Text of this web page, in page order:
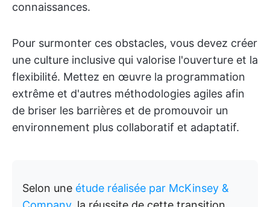
connaissances.
Pour surmonter ces obstacles, vous devez créer
une culture inclusive qui valorise l'ouverture et la
flexibilité. Mettez en œuvre la programmation
extrême et d'autres méthodologies agiles afin
de briser les barrières et de promouvoir un
environnement plus collaboratif et adaptatif.
Selon une étude réalisée par McKinsey &